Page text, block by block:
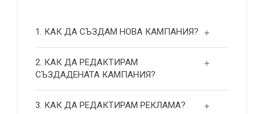
1. КАК ДА СЪЗДАМ НОВА КАМПАНИЯ?
2. КАК ДА РЕДАКТИРАМ
СЪЗДАДЕНАТА КАМПАНИЯ?
3. КАК ДА РЕДАКТИРАМ РЕКЛАМА?